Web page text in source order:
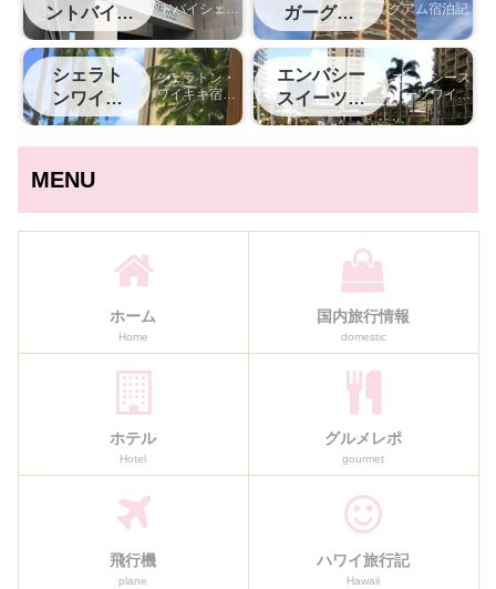
ントバイシ
ェラトン中
部国際空港
トバイシェラ
トン名古屋中
部国際空港宿
泊記
ガーグア
ム
グアム宿泊記
シェラト
ンワイキ
キ
シェラトン・
ワイキキ宿泊
記
エンバシー
スイーツワ
イキキ
エンバシース
イーツワイキ
キ宿泊記
MENU
ホーム
Home
国内旅行情報
domestic
ホテル
Hotel
グルメレポ
gourmet
飛行機
plane
ハワイ旅行記
Hawaii